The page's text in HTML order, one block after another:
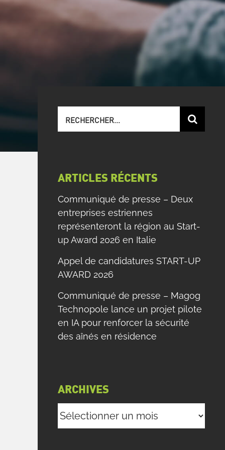
sur
ARTICLES RÉCENTS
Communiqué de presse – Deux
entreprises estriennes
représenteront la région au Start-
up Award 2026 en Italie
Appel de candidatures START-UP
AWARD 2026
Communiqué de presse – Magog
Technopole lance un projet pilote
en IA pour renforcer la sécurité
des aînés en résidence
ARCHIVES
Archives